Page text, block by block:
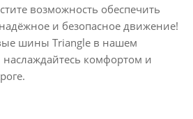
возможность обеспечить
и безопасное движение!
шины Triangle в нашем
наслаждайтесь комфортом и